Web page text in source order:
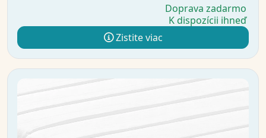
Doprava zadarmo
K dispozícii ihneď
Zistite viac